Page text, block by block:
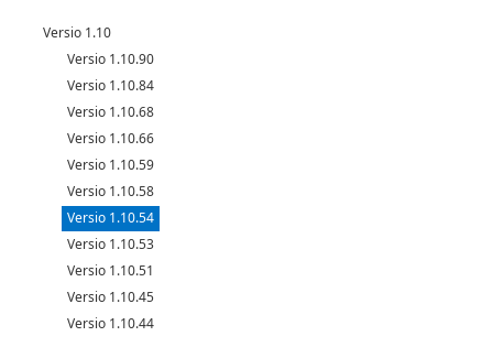
Versio 1.10
Versio 1.10.90
Versio 1.10.84
Versio 1.10.68
Versio 1.10.66
Versio 1.10.59
Versio 1.10.58
Versio 1.10.54
Versio 1.10.53
Versio 1.10.51
Versio 1.10.45
Versio 1.10.44